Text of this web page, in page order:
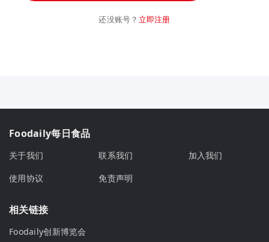
还没账号？ 立即注册
Foodaily每日食品
关于我们 联系我们
加入我们
使用协议
免责声明
相关链接
Foodaily创新博览会